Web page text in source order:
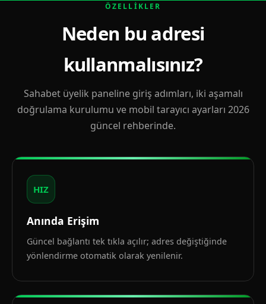
ÖZELLIKLER
Neden bu adresi
kullanmalısınız?
Sahabet üyelik paneline giriş adımları, iki aşamalı
doğrulama kurulumu ve mobil tarayıcı ayarları 2026
güncel rehberinde.
HIZ
Anında Erişim
Güncel bağlantı tek tıkla açılır; adres değiştiğinde
yönlendirme otomatik olarak yenilenir.